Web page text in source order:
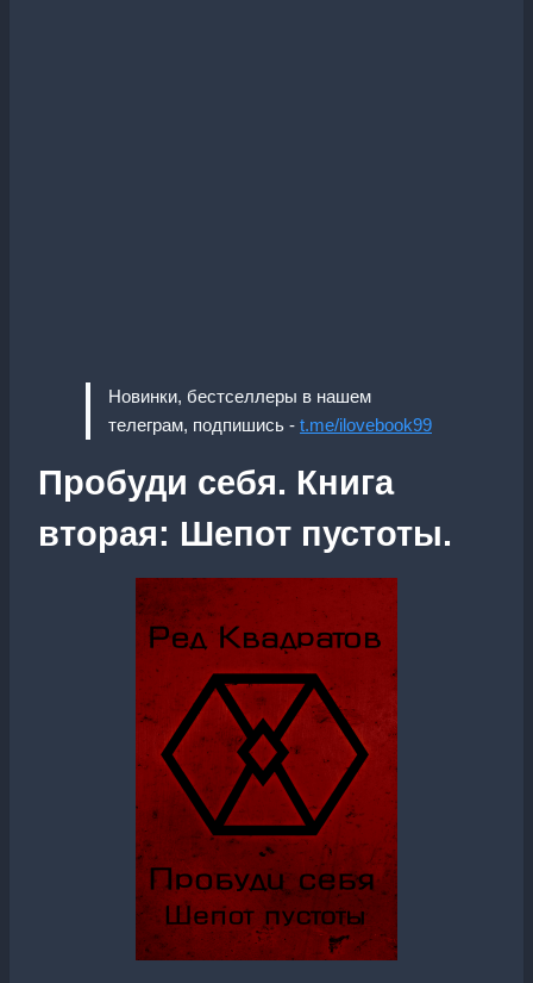
Новинки, бестселлеры в нашем
телеграм, подпишись - t.me/ilovebook99
Пробуди себя. Книга
вторая: Шепот пустоты.